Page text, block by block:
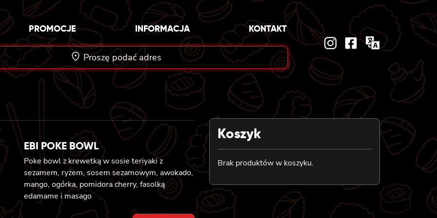
PROMOCJE INFORMACJA KONTAKT
Proszę podać adres
EBI POKE BOWL
Poke bowl z krewetką w sosie teriyaki z
sezamem, ryżem, sosem sezamowym, awokado,
mango, ogórka, pomidora cherry, fasolką
edamame i masago
Koszyk
Brak produktów w koszyku.